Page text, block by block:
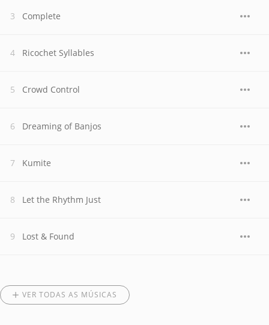
Complete
Ricochet Syllables
Crowd Control
Dreaming of Banjos
Kumite
Let the Rhythm Just
Lost & Found
VER TODAS AS MÚSICAS